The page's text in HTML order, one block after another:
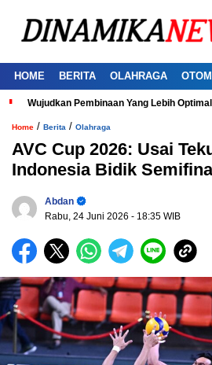
HOME BERITA OLAHRAGA
Wujudkan Pembinaan Yang Lebih
Home / Berita / Olahraga
AVC Cup 2026: Usai
Indonesia Bidik
Abdan
Rabu, 24 Juni 2026 - 18:35 WIB